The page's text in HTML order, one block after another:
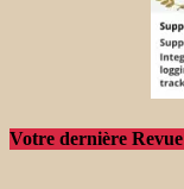
Votre dernière Revue